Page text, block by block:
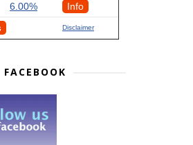
6.00%
Info
Disclaimer